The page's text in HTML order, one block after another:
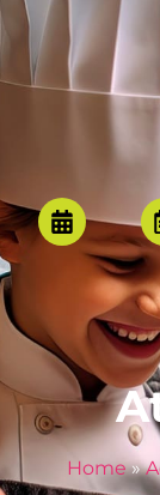
Home»